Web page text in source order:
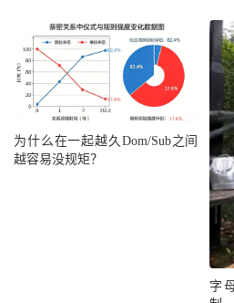
为什么在一起越久Dom/Sub之间
越容易没规矩？
字